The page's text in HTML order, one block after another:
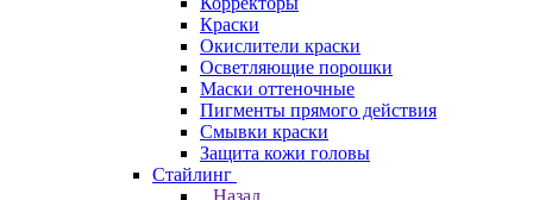
Краски
Окислители краски
Осветляющие порошки
Маски оттеночные
Пигменты прямого действия
Смывки краски
Защита кожи головы
Стайлинг
Назад